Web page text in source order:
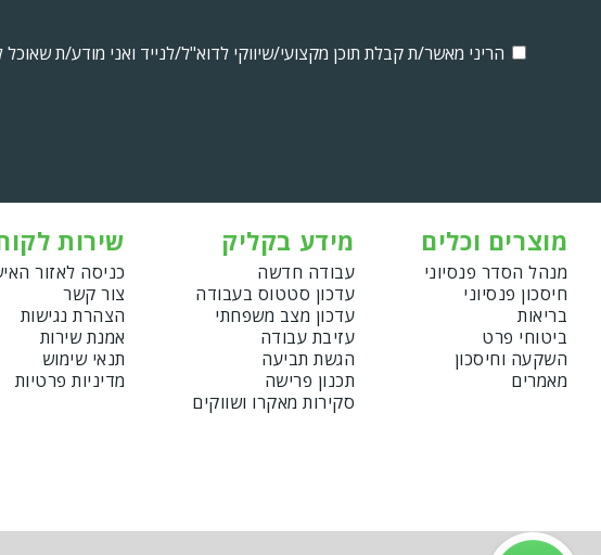
הריני מאשר/ת קבלת תוכן מקצועי/שיווקי לדוא"ל/לנייד ואני מודע/ת
מוצרים וכלים
מנהל הסדר פנסיוני
חיסכון פנסיוני
בריאות
ביטוחי פרט
השקעה וחיסכון
מאמרים
מידע בקליק
עבודה חדשה
עדכון סטטוס בעבודה
עדכון מצב משפחתי
עזיבת עבודה
הגשת תביעה
תכנון פרישה
סקירות מאקרו ושווקים
שירות
כניסה לאזור
צור קשר
הצהרת נגישות
אמנת שירות
תנאי שימוש
מדיניות פרטיות